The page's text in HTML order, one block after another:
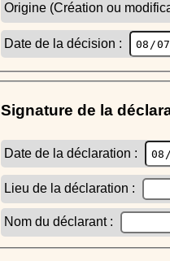
Origine (Création ou
Date de la décision :
Signature de la
Date de la déclaration :
Lieu de la déclaration :
Nom du déclarant :